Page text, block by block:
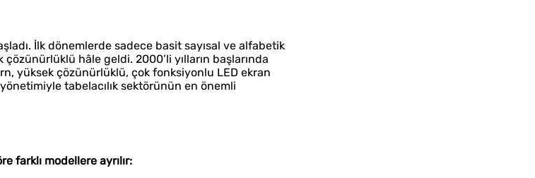
İlk dönemlerde sadece basit sayısal ve alfabetik
hâle geldi. 2000’li yılların başlarında
yüksek çözünürlüklü, çok fonksiyonlu LED ekran
tabelacılık sektörünün en önemli
farklı modellere ayrılır: